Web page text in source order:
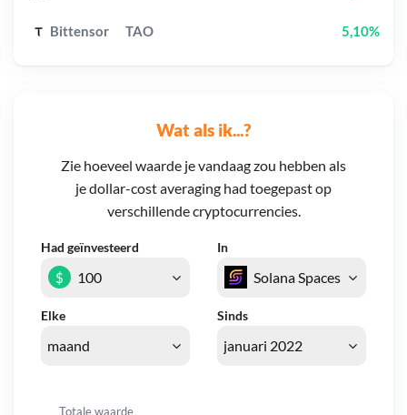
Wat als ik...?
Zie hoeveel waarde je vandaag zou hebben als
je dollar-cost averaging had toegepast op
verschillende cryptocurrencies.
Had geïnvesteerd In
Elke Sinds
$
Totale waarde
Bittensor TAO 5,10%